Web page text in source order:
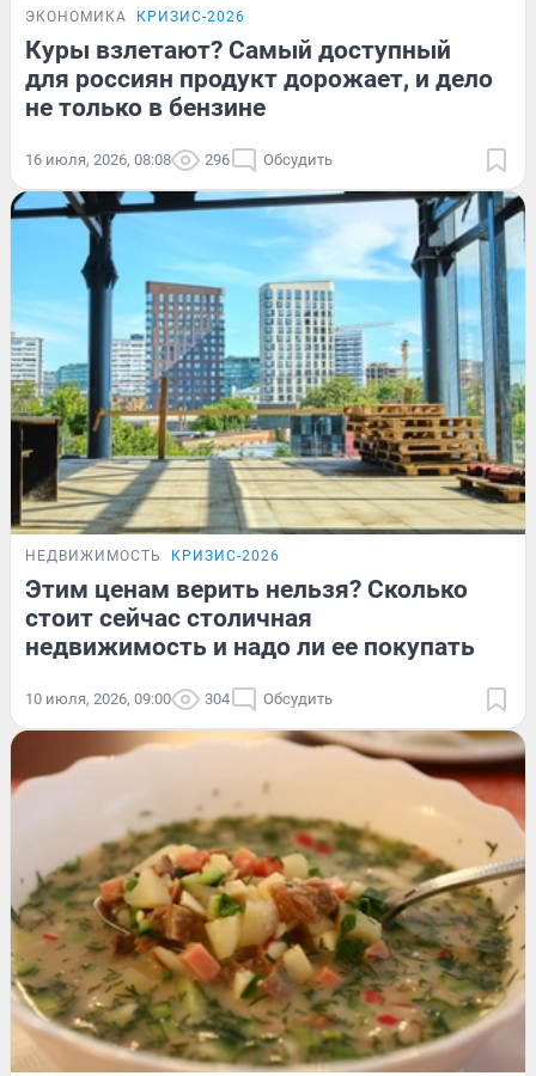
ЭКОНОМИКА КРИЗИС-2026
Куры взлетают? Самый доступный
для россиян продукт дорожает, и дело
не только в бензине
16 июля, 2026, 08:08 296 Обсудить
НЕДВИЖИМОСТЬ КРИЗИС-2026
Этим ценам верить нельзя? Сколько
стоит сейчас столичная
недвижимость и надо ли ее покупать
10 июля, 2026, 09:00 304 Обсудить